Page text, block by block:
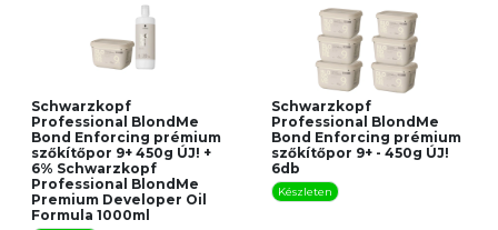
Schwarzkopf
Professional BlondMe
Bond Enforcing prémium
szőkítőpor 9+ 450g ÚJ! +
6% Schwarzkopf
Professional BlondMe
Premium Developer Oil
Formula 1000ml
Schwarzkopf
Professional BlondMe
Bond Enforcing prémium
szőkítőpor 9+ - 450g ÚJ!
6db
Készleten